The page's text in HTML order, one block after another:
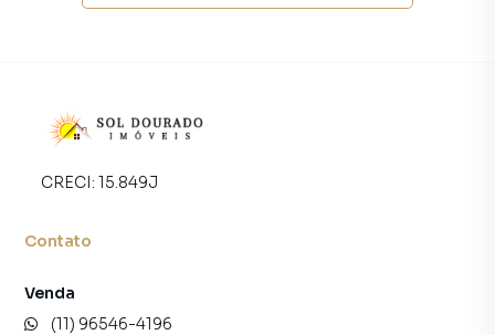
CRECI: 15.849J
Contato
Venda
(11) 96546-4196